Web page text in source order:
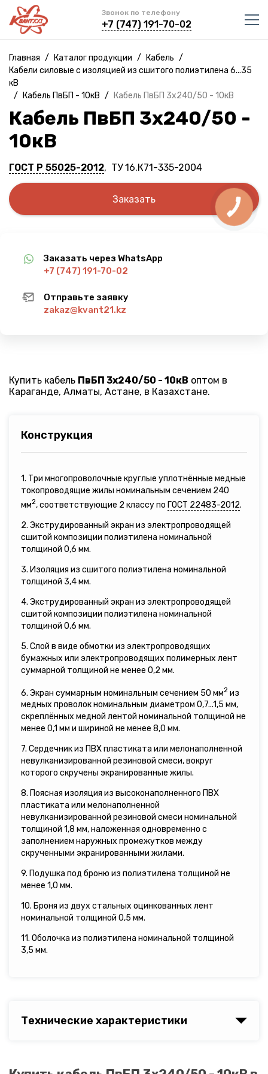
Звонок по телефону
+7 (747) 191-70-02
Главная / Каталог продукции / Кабель /
Кабели силовые с изоляцией из сшитого полиэтилена 6...35
кВ
/
Кабель ПвБП - 10кВ / Кабель ПвБП 3х240/50 - 10кВ
Кабель ПвБП 3х240/50 -
10кВ
ГОСТ Р 55025-2012, ТУ 16.К71-335-2004
Заказать
Заказать через WhatsApp
+7 (747) 191-70-02
Отправьте заявку
zakaz@kvant21.kz
Купить кабель ПвБП 3х240/50 - 10кВ оптом в
Караганде, Алматы, Астане, в Казахстане.
Конструкция
1. Три многопроволочные круглые уплотнённые медные
токопроводящие жилы номинальным сечением 240
мм2, соответствующие 2 классу по ГОСТ 22483-2012.
2. Экструдированный экран из электропроводящей
сшитой композиции полиэтилена номинальной
толщиной 0,6 мм.
3. Изоляция из сшитого полиэтилена номинальной
толщиной 3,4 мм.
4. Экструдированный экран из электропроводящей
сшитой композиции полиэтилена номинальной
толщиной 0,6 мм.
5. Слой в виде обмотки из электропроводящих
бумажных или электропроводящих полимерных лент
суммарной толщиной не менее 0,2 мм.
6. Экран суммарным номинальным сечением 50 мм2 из
медных проволок номинальным диаметром 0,7...1,5 мм,
скреплённых медной лентой номинальной толщиной не
менее 0,1 мм и шириной не менее 8,0 мм.
7. Сердечник из ПВХ пластиката или мелонаполненной
невулканизированной резиновой смеси, вокруг
которого скручены экранированные жилы.
8. Поясная изоляция из высоконаполненного ПВХ
пластиката или мелонаполненной
невулканизированной резиновой смеси номинальной
толщиной 1,8 мм, наложенная одновременно с
заполнением наружных промежутков между
скрученными экранированными жилами.
9. Подушка под броню из полиэтилена толщиной не
менее 1,0 мм.
10. Броня из двух стальных оцинкованных лент
номинальной толщиной 0,5 мм.
11. Оболочка из полиэтилена номинальной толщиной
3,5 мм.
Технические характеристики